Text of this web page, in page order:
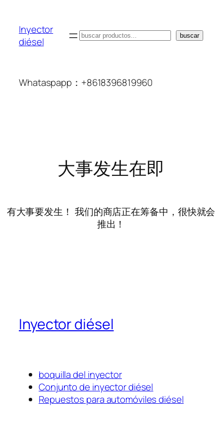
Inyector
diésel
搜
buscar
Whataspapp：+8618396819960
大事发生在即
有大事要发生！ 我们的商店正在筹备中，很快就会
推出！
Inyector diésel
boquilla del inyector
Conjunto de inyector diésel
Repuestos para automóviles diésel